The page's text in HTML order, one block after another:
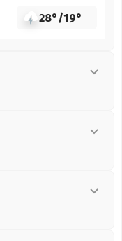
28°/19°